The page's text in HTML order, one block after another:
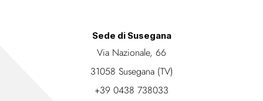
Sede di Susegana
Via Nazionale, 66
31058 Susegana (TV)
+39 0438 738033